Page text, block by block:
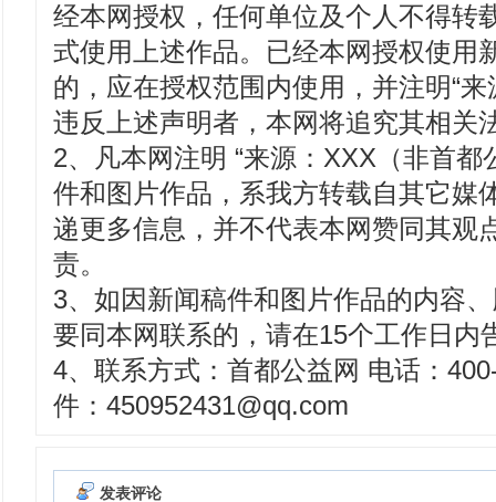
经本网授权，任何单位及个人不得转
式使用上述作品。已经本网授权使用
的，应在授权范围内使用，并注明“
违反上述声明者，本网将追究其相关
2、凡本网注明 “来源：XXX（非首都
件和图片作品，系我方转载自其它媒
递更多信息，并不代表本网赞同其观
责。
3、如因新闻稿件和图片作品的内容
要同本网联系的，请在15个工作日内
4、联系方式：首都公益网 电话：
件：450952431@qq.com